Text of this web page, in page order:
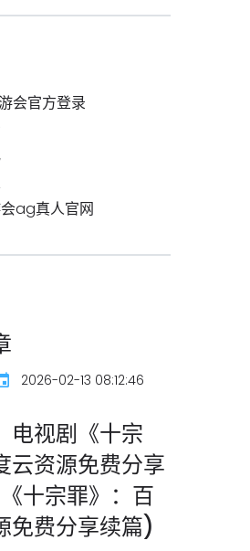
会官方登录
ag真人官网
2026-02-13 08:12:46
电视剧《十宗
云资源免费分享
十宗罪》：百
免费分享续篇)